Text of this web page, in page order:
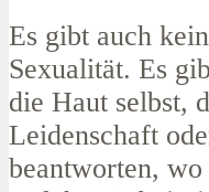
Es gibt auch
Sexualität. Es
die Haut selbst,
Leidenschaft
beantworten,